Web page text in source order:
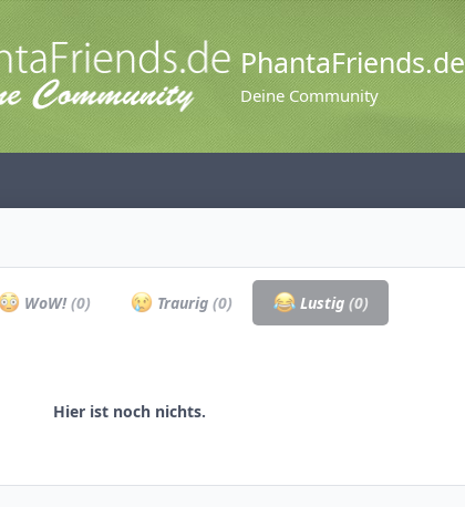
PhantaFriends.de
Deine Community
WoW!(0) Traurig(0) Lustig (0)
Hier ist noch nichts.